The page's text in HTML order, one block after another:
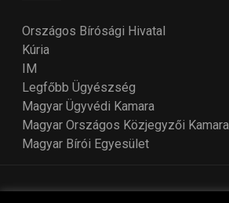
Országos Bírósági Hivatal
Kúria
IM
Legfőbb Ügyészség
Magyar Ügyvédi Kamara
Magyar Országos Közjegyzői Kamara
Magyar Bírói Egyesület